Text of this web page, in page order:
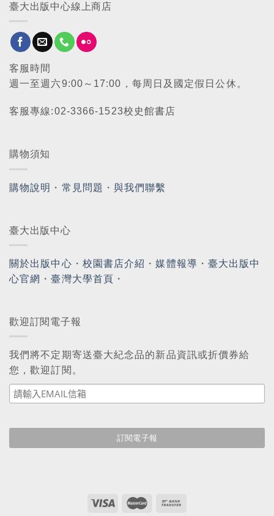
臺大出版中心線上商店
客服時間
週一至週六9:00～17:00，每周日及國定假日公休。
客服專線:02-3366-1523校史館書店
購物須知
購物說明 ・ 常見問題 ・與我們聯繫
臺大出版中心
關於出版中心 ・ 校園書店介紹 ・媒體報導 ・ 臺大出版中
心官網 ・臺灣大學首頁 ・
歡迎訂閱電子報
我們將不定期寄送臺大紀念品的新品資訊或折價券給
您，歡迎訂閱。